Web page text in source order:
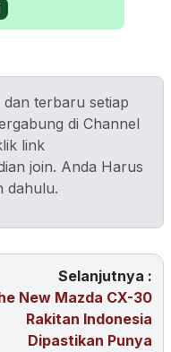
terbaru setiap
di Channel
link
join. Anda Harus
dahulu.
Selanjutnya :
New Mazda CX-30
Rakitan Indonesia
Dipastikan Punya